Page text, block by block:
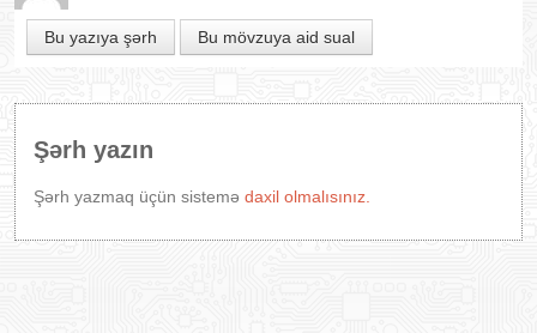
Bu yazıya şərh Bu mövzuya aid sual
Şərh yazın
Şərh yazmaq üçün sistemə daxil olmalısınız.